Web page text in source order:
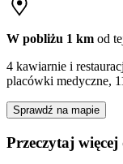
W pobliżu 1 km od
4 kawiarnie i
placówki medyczne,
Sprawdź na mapie
Przeczytaj